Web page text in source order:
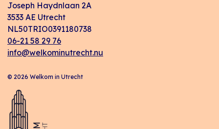
Joseph Haydnlaan 2A
3533 AE Utrecht
NL50TRIO0391180738
06-21 58 29 76
info@welkominutrecht.nu
© 2026 Welkom in Utrecht